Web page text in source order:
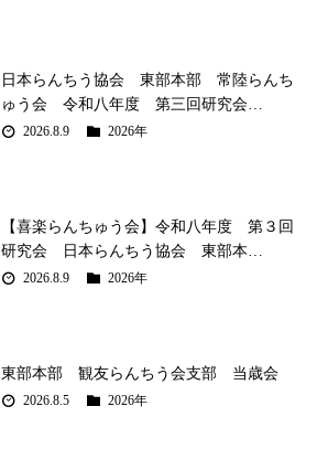
日本らんちう協会 東部本部 常陸らんち
ゅう会 令和八年度 第三回研究会…
2026.8.9 2026年
【喜楽らんちゅう会】令和八年度 第３回
研究会 日本らんちう協会 東部本…
2026.8.9 2026年
東部本部 観友らんちう会支部 当歳会
2026.8.5 2026年